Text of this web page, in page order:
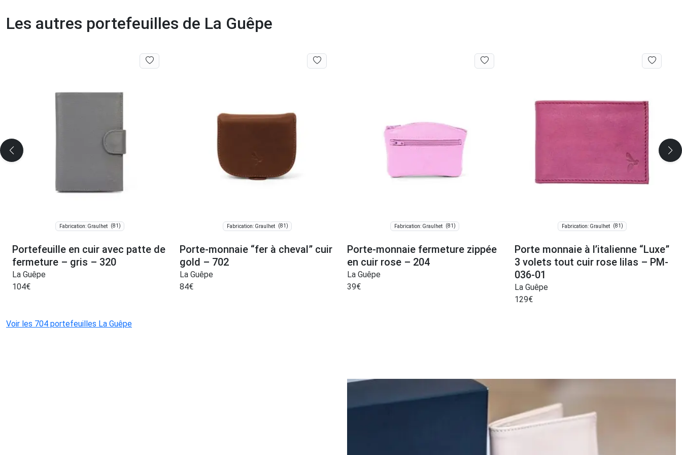
Les autres portefeuilles de La Guêpe
Fabrication: Graulhet (81)
Portefeuille en cuir avec patte de
fermeture – gris – 320
La Guêpe
104€
Fabrication: Graulhet (81)
Porte-monnaie “fer à cheval” cuir
gold – 702
La Guêpe
84€
Fabrication: Graulhet (81)
Porte-monnaie fermeture zippée
en cuir rose – 204
La Guêpe
39€
Fabrication: Graulhet (81)
Porte monnaie à l’italienne “Luxe”
3 volets tout cuir rose lilas – PM-
036-01
La Guêpe
129€
Voir les 704 portefeuilles La Guêpe